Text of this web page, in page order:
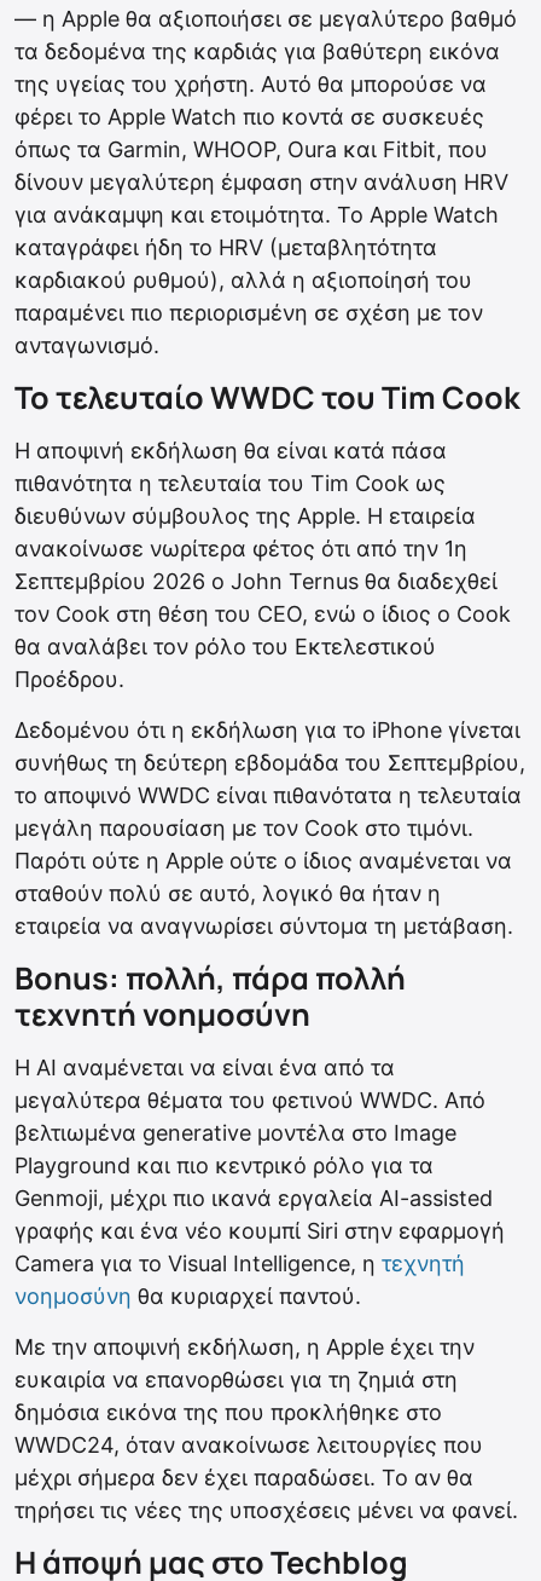
— η Apple θα αξιοποιήσει σε μεγαλύτερο βαθμό
τα δεδομένα της καρδιάς για βαθύτερη εικόνα
της υγείας του χρήστη. Αυτό θα μπορούσε να
φέρει το Apple Watch πιο κοντά σε συσκευές
όπως τα Garmin, WHOOP, Oura και Fitbit, που
δίνουν μεγαλύτερη έμφαση στην ανάλυση HRV
για ανάκαμψη και ετοιμότητα. Το Apple Watch
καταγράφει ήδη το HRV (μεταβλητότητα
καρδιακού ρυθμού), αλλά η αξιοποίησή του
παραμένει πιο περιορισμένη σε σχέση με τον
ανταγωνισμό.
Το τελευταίο WWDC του Tim Cook
Η αποψινή εκδήλωση θα είναι κατά πάσα
πιθανότητα η τελευταία του Tim Cook ως
διευθύνων σύμβουλος της Apple. Η εταιρεία
ανακοίνωσε νωρίτερα φέτος ότι από την 1η
Σεπτεμβρίου 2026 ο John Ternus θα διαδεχθεί
τον Cook στη θέση του CEO, ενώ ο ίδιος ο Cook
θα αναλάβει τον ρόλο του Εκτελεστικού
Προέδρου.
Δεδομένου ότι η εκδήλωση για το iPhone γίνεται
συνήθως τη δεύτερη εβδομάδα του Σεπτεμβρίου,
το αποψινό WWDC είναι πιθανότατα η τελευταία
μεγάλη παρουσίαση με τον Cook στο τιμόνι.
Παρότι ούτε η Apple ούτε ο ίδιος αναμένεται να
σταθούν πολύ σε αυτό, λογικό θα ήταν η
εταιρεία να αναγνωρίσει σύντομα τη μετάβαση.
Bonus: πολλή, πάρα πολλή
τεχνητή νοημοσύνη
Η AI αναμένεται να είναι ένα από τα
μεγαλύτερα θέματα του φετινού WWDC. Από
βελτιωμένα generative μοντέλα στο Image
Playground και πιο κεντρικό ρόλο για τα
Genmoji, μέχρι πιο ικανά εργαλεία AI-assisted
γραφής και ένα νέο κουμπί Siri στην εφαρμογή
Camera για το Visual Intelligence, η τεχνητή
νοημοσύνη θα κυριαρχεί παντού.
Με την αποψινή εκδήλωση, η Apple έχει την
ευκαιρία να επανορθώσει για τη ζημιά στη
δημόσια εικόνα της που προκλήθηκε στο
WWDC24, όταν ανακοίνωσε λειτουργίες που
μέχρι σήμερα δεν έχει παραδώσει. Το αν θα
τηρήσει τις νέες της υποσχέσεις μένει να φανεί.
Η άποψή μας στο Techblog